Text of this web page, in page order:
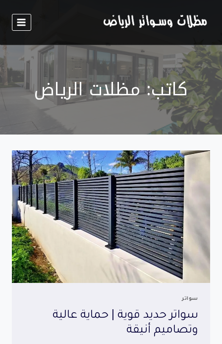
المحتوى
كاتب: مظلات الرياض
سواتر
سواتر حديد قوية | حماية عالية
وتصاميم أنيقة